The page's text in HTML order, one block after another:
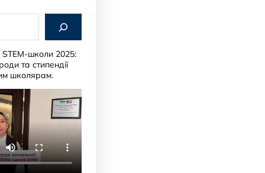
школи 2025:
та стипендії
школярам.